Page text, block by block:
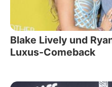
Blake Lively und
Luxus-Comeback